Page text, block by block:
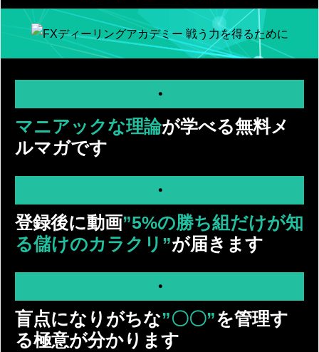
・
マニアックな理論が学べる無料メ
ルマガです
・
登録後に動画”5%の勝ち組だけが知
る儲けのカラクリ”が届きます
・
盲点になりがちな”〇〇”を管理す
る極意が分かります